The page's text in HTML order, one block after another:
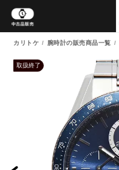
カリトケ 腕時計の販売商品一覧
取扱終了